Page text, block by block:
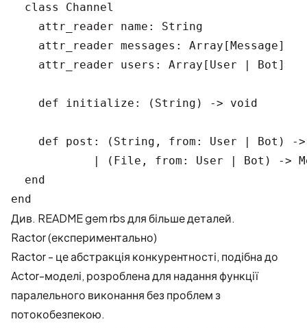
  class Channel
    attr_reader name: String
    attr_reader messages: Array[Message]
attr_reader users: Array[User | Bot]
    def initialize: (String) -> void
def post: (String, from: User | Bot)
| (File, from: User | Bot) ->
  end
Див. README gem rbsдля більше деталей.
Ractor (експериментально)
Ractor - це абстракція конкурентності, подібна до
Actor-моделі, розроблена для надання функції
паралельного виконання без проблем з
потокобезпекою.